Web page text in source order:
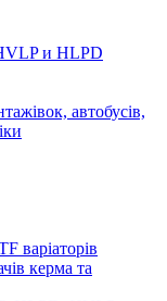
и HLPD
автобусів,
варіаторів
керма та